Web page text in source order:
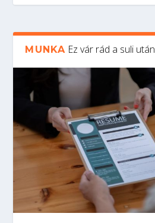
MUNKA Ez vár rád a suli után